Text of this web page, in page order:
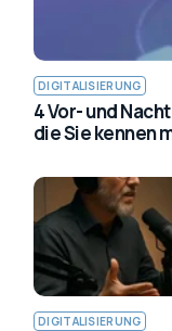
DIGITALISIERUNG
4 Vor- und
die Sie kennen
DIGITALISIERUNG